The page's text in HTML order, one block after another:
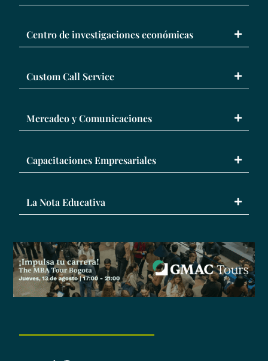
Centro de investigaciones económicas
Custom Call Service
Mercadeo y Comunicaciones
Capacitaciones Empresariales
La Nota Educativa